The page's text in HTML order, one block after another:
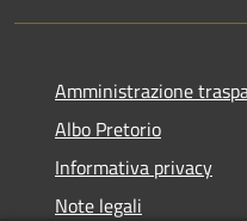
Amministrazione
Albo Pretorio
Informativa privacy
Note legali